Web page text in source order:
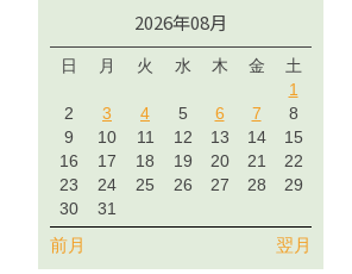
2026年08月
日 月 火 水 木 金
土
1
2
3 4 5 6 7
8
9
10 11 12 13 14
15
16
17 18 19 20 21
22
23
24 25 26 27 28
29
30
31
前月 翌月